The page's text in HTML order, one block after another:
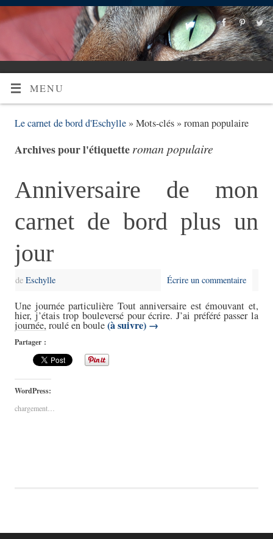
MENU
Le carnet de bord d'Eschylle » Mots-clés » roman populaire
Archives pour l'étiquetteroman populaire
Anniversaire de mon
carnet de bord plus un
jour
deEschylle Écrire un commentaire
Une journée particulière Tout anniversaire est émouvant et,
hier, j’étais trop bouleversé pour écrire. J’ai préféré passer la
journée, roulé en boule(à suivre) →
Partager :
WordPress:
chargement…